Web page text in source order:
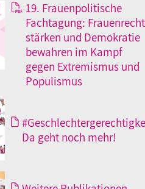
19. Frauenpolitische
Fachtagung:
stärken und Demokratie
bewahren im Kampf
gegen Extremismus und
Populismus
Da geht noch mehr!